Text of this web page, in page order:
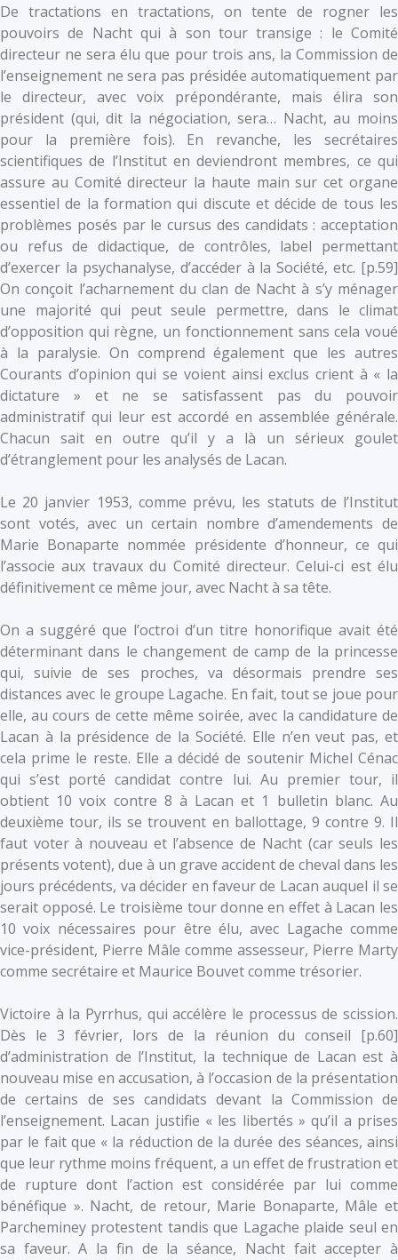
De tractations en tractations, on tente de rogner les
pouvoirs de Nacht qui à son tour transige : le Comité
directeur ne sera élu que pour trois ans, la Commission de
l’enseignement ne sera pas présidée automatiquement par
le directeur, avec voix prépondérante, mais élira son
président (qui, dit la négociation, sera… Nacht, au moins
pour la première fois). En revanche, les secrétaires
scientifiques de l’Institut en deviendront membres, ce qui
assure au Comité directeur la haute main sur cet organe
essentiel de la formation qui discute et décide de tous les
problèmes posés par le cursus des candidats : acceptation
ou refus de didactique, de contrôles, label permettant
d’exercer la psychanalyse, d’accéder à la Société, etc. [p.59]
On conçoit l’acharnement du clan de Nacht à s’y ménager
une majorité qui peut seule permettre, dans le climat
d’opposition qui règne, un fonctionnement sans cela voué
à la paralysie. On comprend également que les autres
Courants d’opinion qui se voient ainsi exclus crient à « la
dictature » et ne se satisfassent pas du pouvoir
administratif qui leur est accordé en assemblée générale.
Chacun sait en outre qu’il y a là un sérieux goulet
d’étranglement pour les analysés de Lacan.
Le 20 janvier 1953, comme prévu, les statuts de l’Institut
sont votés, avec un certain nombre d’amendements de
Marie Bonaparte nommée présidente d’honneur, ce qui
l’associe aux travaux du Comité directeur. Celui-ci est élu
définitivement ce même jour, avec Nacht à sa tête.
On a suggéré que l’octroi d’un titre honorifique avait été
déterminant dans le changement de camp de la princesse
qui, suivie de ses proches, va désormais prendre ses
distances avec le groupe Lagache. En fait, tout se joue pour
elle, au cours de cette même soirée, avec la candidature de
Lacan à la présidence de la Société. Elle n’en veut pas, et
cela prime le reste. Elle a décidé de soutenir Michel Cénac
qui s’est porté candidat contre lui. Au premier tour, il
obtient 10 voix contre 8 à Lacan et 1 bulletin blanc. Au
deuxième tour, ils se trouvent en ballottage, 9 contre 9. Il
faut voter à nouveau et l’absence de Nacht (car seuls les
présents votent), due à un grave accident de cheval dans les
jours précédents, va décider en faveur de Lacan auquel il se
serait opposé. Le troisième tour donne en effet à Lacan les
10 voix nécessaires pour être élu, avec Lagache comme
vice-président, Pierre Mâle comme assesseur, Pierre Marty
comme secrétaire et Maurice Bouvet comme trésorier.
Victoire à la Pyrrhus, qui accélère le processus de scission.
Dès le 3 février, lors de la réunion du conseil [p.60]
d’administration de l’Institut, la technique de Lacan est à
nouveau mise en accusation, à l’occasion de la présentation
de certains de ses candidats devant la Commission de
l’enseignement. Lacan justifie « les libertés » qu’il a prises
par le fait que « la réduction de la durée des séances, ainsi
que leur rythme moins fréquent, a un effet de frustration et
de rupture dont l’action est considérée par lui comme
bénéfique ». Nacht, de retour, Marie Bonaparte, Mâle et
Parcheminey protestent tandis que Lagache plaide seul en
sa faveur. A la fin de la séance, Nacht fait accepter à